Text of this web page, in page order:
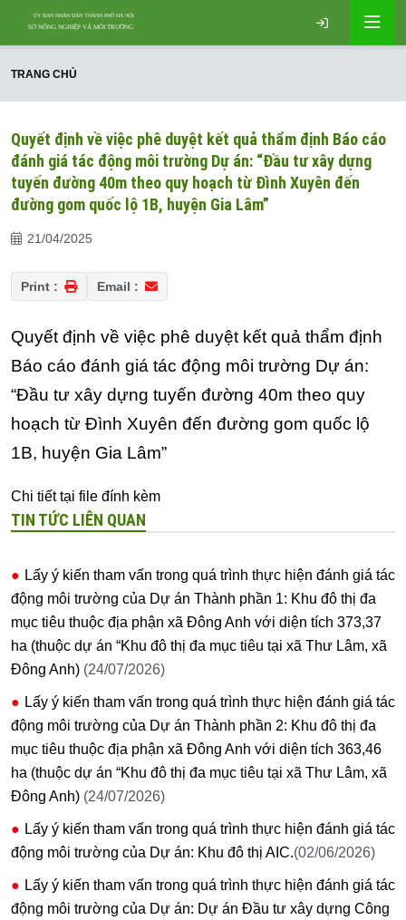
TRANG CHỦ
Quyết định về việc phê duyệt kết quả thẩm định Báo cáo
đánh giá tác động môi trường Dự án: “Đầu tư xây dựng
tuyến đường 40m theo quy hoạch từ Đình Xuyên đến
đường gom quốc lộ 1B, huyện Gia Lâm”
21/04/2025
Print : Email :
Quyết định về việc phê duyệt kết quả thẩm định
Báo cáo đánh giá tác động môi trường Dự án:
“Đầu tư xây dựng tuyến đường 40m theo quy
hoạch từ Đình Xuyên đến đường gom quốc lộ
1B, huyện Gia Lâm”
Chi tiết tại file đính kèm
TIN TỨC LIÊN QUAN
Lấy ý kiến tham vấn trong quá trình thực hiện đánh giá tác
động môi trường của Dự án Thành phần 1: Khu đô thị đa
mục tiêu thuộc địa phận xã Đông Anh với diện tích 373,37
ha (thuộc dự án “Khu đô thị đa mục tiêu tại xã Thư Lâm, xã
Đông Anh) (24/07/2026)
Lấy ý kiến tham vấn trong quá trình thực hiện đánh giá tác
động môi trường của Dự án Thành phần 2: Khu đô thị đa
mục tiêu thuộc địa phận xã Đông Anh với diện tích 363,46
ha (thuộc dự án “Khu đô thị đa mục tiêu tại xã Thư Lâm, xã
Đông Anh) (24/07/2026)
Lấy ý kiến tham vấn trong quá trình thực hiện đánh giá tác
động môi trường của Dự án: Khu đô thị AIC.(02/06/2026)
Lấy ý kiến tham vấn trong quá trình thực hiện đánh giá tác
động môi trường của Dự án: Dự án Đầu tư xây dựng Công